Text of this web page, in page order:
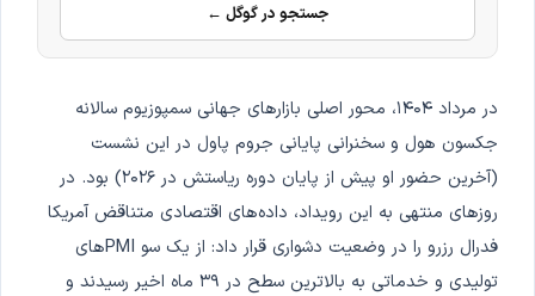
جستجو در گوگل ←
در مرداد ۱۴۰۴، محور اصلی بازارهای جهانی سمپوزیوم سالانه
جکسون هول و سخنرانی پایانی جروم پاول در این نشست
(آخرین حضور او پیش از پایان دوره ریاستش در ۲۰۲۶) بود. در
روزهای منتهی به این رویداد، داده‌های اقتصادی متناقض آمریکا
فدرال رزرو را در وضعیت دشواری قرار داد: از یک سو PMIهای
تولیدی و خدماتی به بالاترین سطح در ۳۹ ماه اخیر رسیدند و